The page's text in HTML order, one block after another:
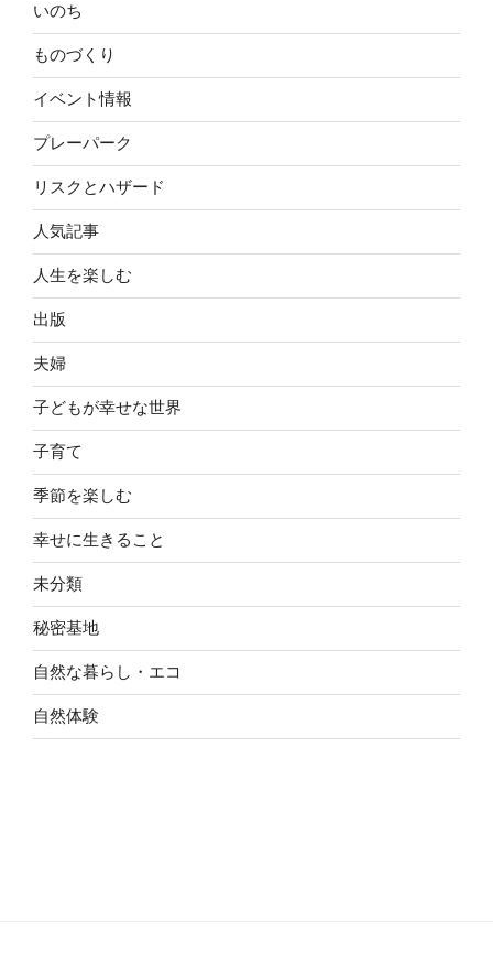
いのち
ものづくり
イベント情報
プレーパーク
リスクとハザード
人気記事
人生を楽しむ
出版
夫婦
子どもが幸せな世界
子育て
季節を楽しむ
幸せに生きること
未分類
秘密基地
自然な暮らし・エコ
自然体験